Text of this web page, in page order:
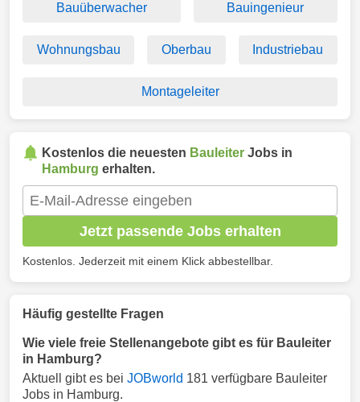
Bauüberwacher Bauingenieur
Wohnungsbau Oberbau Industriebau
Montageleiter
Kostenlos die neuesten Bauleiter Jobs in
Hamburg erhalten.
Jetzt passende Jobs erhalten
Kostenlos. Jederzeit mit einem Klick abbestellbar.
Häufig gestellte Fragen
Wie viele freie Stellenangebote gibt es für Bauleiter
in Hamburg?
Aktuell gibt es bei JOBworld 181 verfügbare Bauleiter
Jobs in Hamburg.